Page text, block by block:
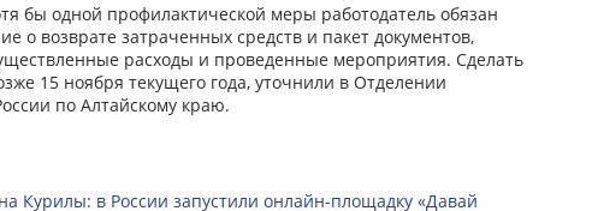
бы одной профилактической меры работодатель обязан
о возврате затраченных средств и пакет документов,
расходы и проведенные мероприятия. Сделать
15 ноября текущего года, уточнили в Отделении
по Алтайскому краю.
Курилы: в России запустили онлайн-­площадку «Давай